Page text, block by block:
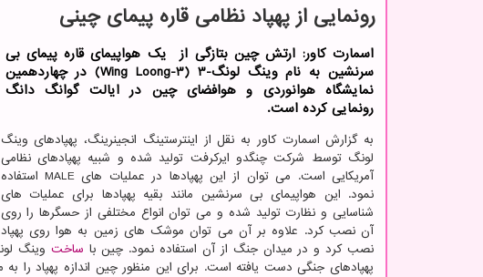
رونمایی از پهپاد نظامی قاره پیمای چینی
اسمارت کاور: ارتش چین بتازگی از یک هواپیمای قاره پیمای بی
سرنشین به نام وینگ لونگ-3 (Wing Loong-3) در چهاردهمین
نمایشگاه هوانوردی و هوافضای چین در ایالت گوانگ دانگ
رونمایی کرده است.
به گزارش اسمارت کاور به نقل از اینترستینگ انجینرینگ، پهپادهای وینگ
لونگ توسط شرکت چنگدو ایرکرفت تولید شده و شبیه پهپادهای نظامی
آمریکایی است. می توان از این پهپادها در عملیات های MALE استفاده
نمود. این هواپیمای بی سرنشین مانند بقیه پهپادها برای عملیات های
شناسایی و نظارت تولید شده و می توان انواع مختلفی از حسگرها را روی
آن نصب کرد. علاوه بر آن می توان موشک های زمین به هوا روی پهپاد
نصب کرد و در میدان جنگ از آن استفاده نمود. چین با ساخت